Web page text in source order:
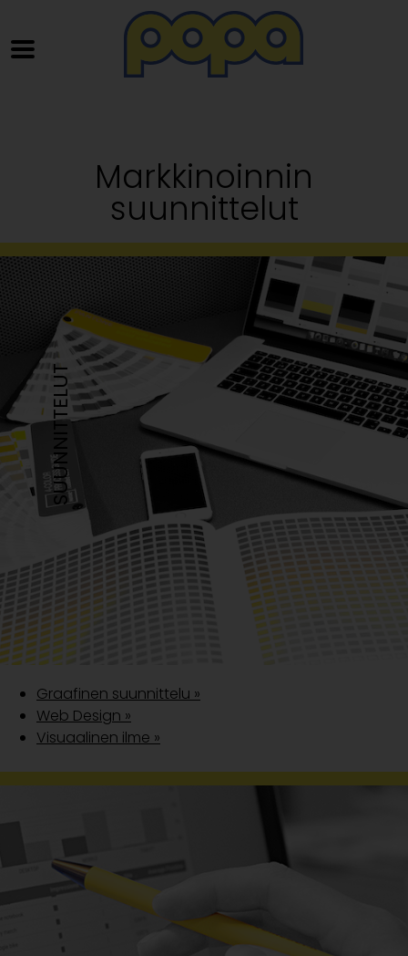
Markkinoinnin
suunnittelut
Graafinen suunnittelu »
Web Design »
Visuaalinen ilme »
SUUNNITTELUT